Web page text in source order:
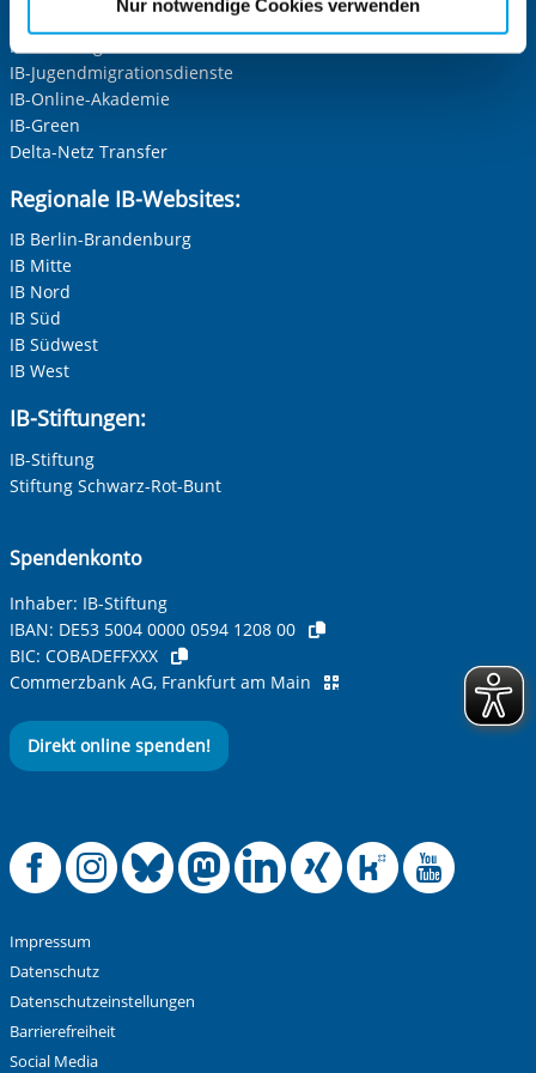
Cookies, die erforderlich zur Bereitstellung der von Ihnen
aufgerufenen und somit gewünschten Website-
Funktionen sind. Diese Cookies setzen wir aufgrund
berechtigter Interessen und daher unabhängig von einer
Einwilligung.
Nur notwendige Cookies verwenden
Herr
Neutrale Anrede
Unternehmen
Nachname, Vorname*
Adresse (PLZ, Ort, Strasse)
Ihre E-Mail-Adresse
Ihre Telefonnummer
Betreff ihrer Anfrage
Ihre Nachricht*
Anti-Roboter-Verifizierung
Alle Informationen zum Schutz der Daten sind sind in
IB-Kindertageseinrichtungen
IB-Freiwilligendienste
IB-Jugendmigrationsdienste
IB-Online-Akademie
IB-Green
Delta-Netz Transfer
Regionale IB-Websites:
IB Berlin-Brandenburg
IB Mitte
IB Nord
IB Süd
IB Südwest
IB West
IB-Stiftungen:
IB-Stiftung
Stiftung Schwarz-Rot-Bunt
Spendenkonto
Inhaber: IB-Stiftung
IBAN: DE53 5004 0000 0594 1208 00
BIC: COBADEFFXXX
Commerzbank AG, Frankfurt am Main
Direkt online spenden!
Offizielle
Offizielle
Offizielle
Offizielle
Offizielle
Impressum
Datenschutz
Datenschutzeinstellungen
Barrierefreiheit
Social Media